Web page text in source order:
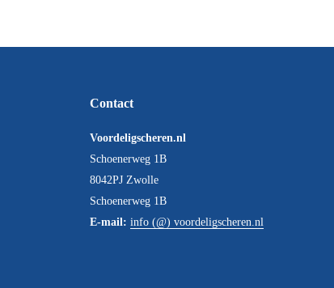
Contact
Voordeligscheren.nl
Schoenerweg 1B
8042PJ Zwolle
Schoenerweg 1B
E-mail:info (@) voordeligscheren.nl